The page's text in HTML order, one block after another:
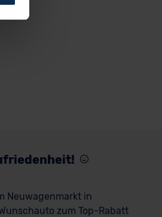
Neuwagenmarkt in
zum Top-Rabatt